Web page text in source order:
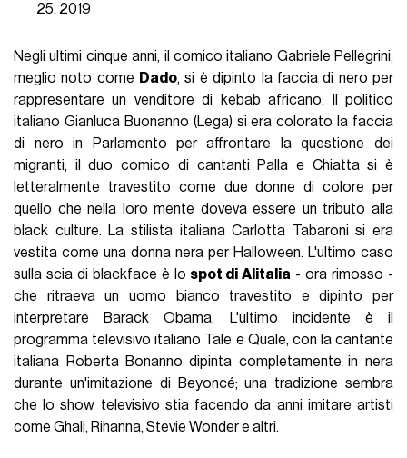
25, 2019
Negli ultimi cinque anni, il comico italiano Gabriele Pellegrini,
meglio noto come Dado, si è dipinto la faccia di nero per
rappresentare un venditore di kebab africano. Il politico
italiano Gianluca Buonanno (Lega) si era colorato la faccia
di nero in Parlamento per affrontare la questione dei
migranti; il duo comico di cantanti Palla e Chiatta si è
letteralmente travestito come due donne di colore per
quello che nella loro mente doveva essere un tributo alla
black culture. La stilista italiana Carlotta Tabaroni si era
vestita come una donna nera per Halloween. L'ultimo caso
sulla scia di blackface è lo spot di Alitalia - ora rimosso -
che ritraeva un uomo bianco travestito e dipinto per
interpretare Barack Obama. L'ultimo incidente è il
programma televisivo italiano Tale e Quale, con la cantante
italiana Roberta Bonanno dipinta completamente in nera
durante un'imitazione di Beyoncé; una tradizione sembra
che lo show televisivo stia facendo da anni imitare artisti
come Ghali, Rihanna, Stevie Wonder e altri.